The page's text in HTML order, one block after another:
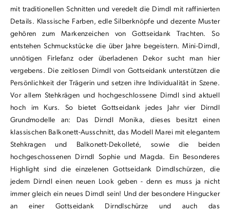
mit traditionellen Schnitten und veredelt die Dirndl mit raffinierten
Details. Klassische Farben, edle Silberknöpfe und dezente Muster
gehören zum Markenzeichen von Gottseidank Trachten. So
entstehen Schmuckstücke die über Jahre begeistern. Mini-Dirndl,
unnötigen Firlefanz oder überladenen Dekor sucht man hier
vergebens. Die zeitlosen Dirndl von Gottseidank unterstützen die
Persönlichkeit der Trägerin und setzen ihre Individualität in Szene.
Vor allem Stehkrägen und hochgeschlossene Dirndl sind aktuell
hoch im Kurs. So bietet Gottseidank jedes Jahr vier Dirndl
Grundmodelle an: Das Dirndl Monika, dieses besitzt einen
klassischen Balkonett-Ausschnitt, das Modell Marei mit elegantem
Stehkragen und Balkonett-Dekolleté, sowie die beiden
hochgeschossenen Dirndl Sophie und Magda. Ein Besonderes
Highlight sind die einzelenen Gottseidank Dirndlschürzen, die
jedem Dirndl einen neuen Look geben - denn es muss ja nicht
immer gleich ein neues Dirndl sein! Und der besondere Hingucker
an einer Gottseidank Dirndlschürze und auch das